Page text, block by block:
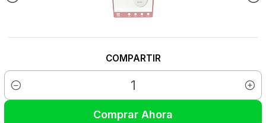
COMPARTIR
Cantidad
Comprar Ahora